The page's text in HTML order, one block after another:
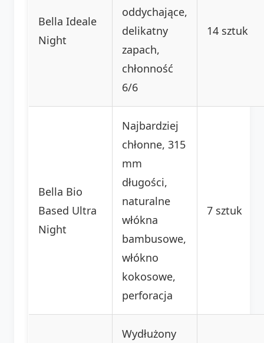
Bella Ideale
Night
oddychające,
delikatny
zapach,
chłonność
6/6
14 sztuk
Bella Bio
Based Ultra
Night
Najbardziej
chłonne, 315
mm
długości,
naturalne
włókna
bambusowe,
włókno
kokosowe,
perforacja
7 sztuk
Wydłużony